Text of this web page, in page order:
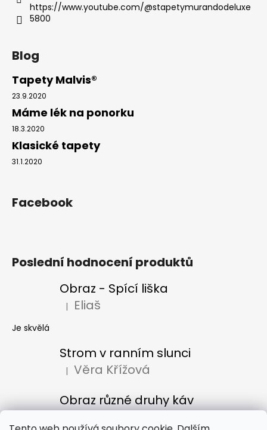
https://www.youtube.com/@stapetymurandodeluxe
5800
Blog
Tapety Malvis®
23.9.2020
Máme lék na ponorku
18.3.2020
Klasické tapety
31.1.2020
Facebook
Poslední hodnocení produktů
Obraz - Spící liška
Hodnocení produktu je 5 z 5 hvězdiček.
| Eliaš
Je skvělá
Strom v ranním slunci
Hodnocení produktu je 5 z 5 hvězdiček.
| Věra Křížová
Obraz různé druhy káv
Hodnocení produktu je 5 z 5 hvězdiček.